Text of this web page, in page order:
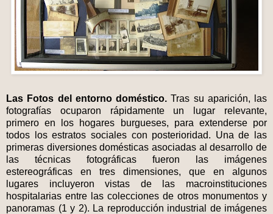
Las Fotos del entorno doméstico. Tras su aparición, las
fotografías ocuparon rápidamente un lugar relevante,
primero en los hogares burgueses, para extenderse por
todos los estratos sociales con posterioridad. Una de las
primeras diversiones domésticas asociadas al desarrollo de
las técnicas fotográficas fueron las imágenes
estereográficas en tres dimensiones, que en algunos
lugares incluyeron vistas de las macroinstituciones
hospitalarias entre las colecciones de otros monumentos y
panoramas (1 y 2). La reproducción industrial de imágenes